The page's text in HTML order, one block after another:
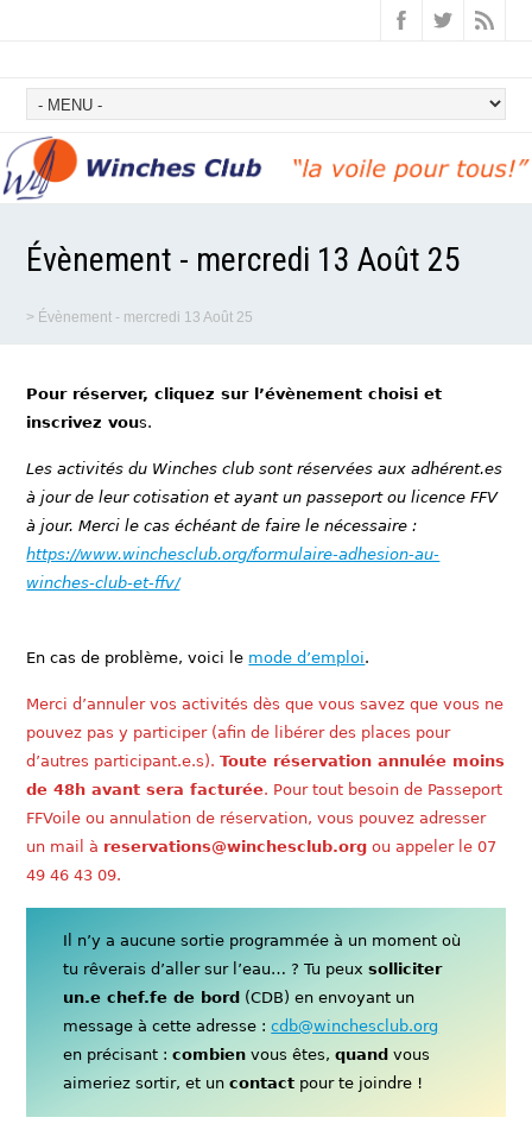
Évènement - mercredi 13 Août 25
> Évènement - mercredi 13 Août 25
Pour réserver, cliquez sur l’évènement choisi et
inscrivez vous.
Les activités du Winches club sont réservées aux adhérent.es
à jour de leur cotisation et ayant un passeport ou licence FFV
à jour. Merci le cas échéant de faire le nécessaire :
https://www.winchesclub.org/formulaire-adhesion-au-
winches-club-et-ffv/
En cas de problème, voici le mode d’emploi.
Merci d’annuler vos activités dès que vous savez que vous ne
pouvez pas y participer (afin de libérer des places pour
d’autres participant.e.s).Toute réservation annulée moins
de 48h avant sera facturée. Pour tout besoin de Passeport
FFVoile ou annulation de réservation, vous pouvez adresser
un mail à reservations@winchesclub.org ou appeler le 07
49 46 43 09.
Il n’y a aucune sortie programmée à un moment où
tu rêverais d’aller sur l’eau… ? Tu peuxsolliciter
un.e chef.fe de bord (CDB) en envoyant un
message à cette adresse :cdb@winchesclub.org
en précisant :combien vous êtes,quand vous
aimeriez sortir, et uncontact pour te joindre !